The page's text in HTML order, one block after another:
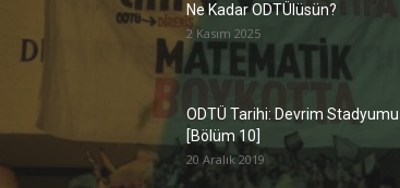
Ne Kadar ODTÜlüsün?
2 Kasım 2025
ODTÜ Tarihi: Devrim Stadyumu
[Bölüm 10]
20 Aralık 2019